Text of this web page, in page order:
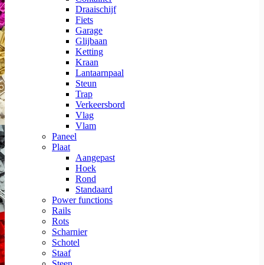
Draaischijf
Fiets
Garage
Glijbaan
Ketting
Kraan
Lantaarnpaal
Steun
Trap
Verkeersbord
Vlag
Vlam
Paneel
Plaat
Aangepast
Hoek
Rond
Standaard
Power functions
Rails
Rots
Scharnier
Schotel
Staaf